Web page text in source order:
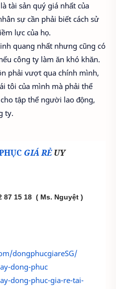
tài sản quý giá nhất của
sự cần phải biết cách sử
lực của họ.
quang nhất nhưng cũng có
công ty làm ăn khó khăn.
phải vượt qua chính mình,
tôi của mình mà phải thể
tập thể người lao động,
ty.
GIÁ RẺUY
87 15 18 ( Ms. Nguyệt )
dongphucgiareSG/
dong-phuc
dong-phuc-gia-re-tai-